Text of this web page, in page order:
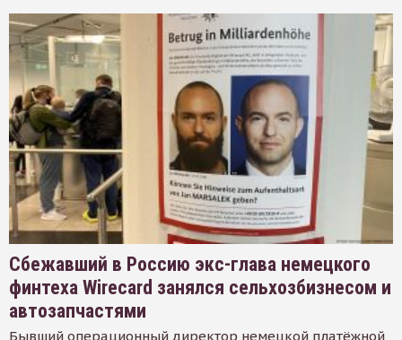
Сбежавший в Россию экс-глава немецкого
финтеха Wirecard занялся сельхозбизнесом и
автозапчастями
Бывший операционный директор немецкой платёжной